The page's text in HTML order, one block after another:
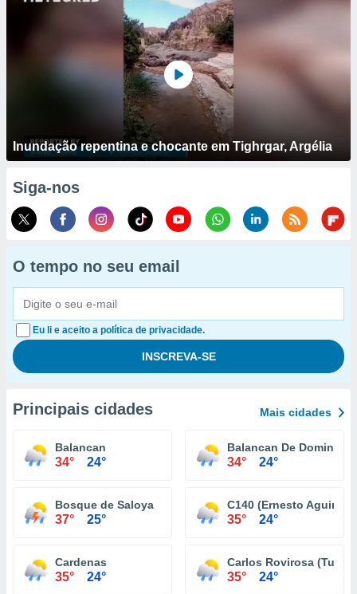
Inundação repentina e chocante em Tighrgar, Argélia
Siga-nos
O tempo no seu email
Eu li e aceito a política de privacidade.
Principais cidades Mais cidades
Balancan
34° 24°
Balancan De
34° 24°
Bosque de Saloya
37° 25°
C140 (Ernesto Aguirre
35° 24°
Cardenas
35° 24°
Carlos Rovirosa
35° 24°